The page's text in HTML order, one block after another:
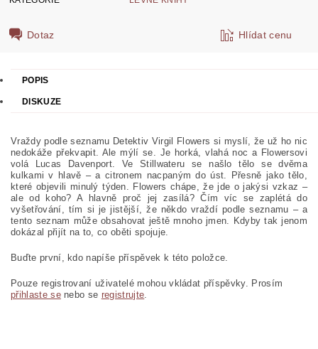
Dotaz Hlídat cenu
POPIS
DISKUZE
Vraždy podle seznamu Detektiv Virgil Flowers si myslí, že už ho nic
nedokáže překvapit. Ale mýlí se. Je horká, vlahá noc a Flowersovi
volá Lucas Davenport. Ve Stillwateru se našlo tělo se dvěma
kulkami v hlavě – a citronem nacpaným do úst. Přesně jako tělo,
které objevili minulý týden. Flowers chápe, že jde o jakýsi vzkaz –
ale od koho? A hlavně proč jej zasílá? Čím víc se zaplétá do
vyšetřování, tím si je jistější, že někdo vraždí podle seznamu – a
tento seznam může obsahovat ještě mnoho jmen. Kdyby tak jenom
dokázal přijít na to, co oběti spojuje.
Buďte první, kdo napíše příspěvek k této položce.
Pouze registrovaní uživatelé mohou vkládat příspěvky. Prosím
přihlaste senebo se registrujte.